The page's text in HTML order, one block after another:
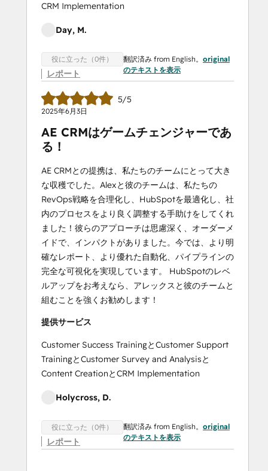
CRM Implementation
Day, M.
役に立った（0件）
レポート
翻訳済み from English。 original
のテキストを表示
5/5
2025年6月3日
AE CRMはゲームチェンジャーであ
る！
AE CRMとの提携は、私たちのチームにとって大き
な収穫でした。Alexと彼のチームは、私たちの
RevOps戦略を合理化し、HubSpotを最適化し、社
内のプロセスをより良く調整する手助けをしてくれ
ました！彼らのアプローチは思慮深く、オーダーメ
イドで、インパクトがありました。今では、より明
確なレポート、より優れた自動化、パイプラインの
完全な可視化を実現しています。 HubSpotのレベ
ルアップをお考えなら、アレックスと彼のチームと
組むことを強くお勧めします！
提供サービス
Customer Success TrainingとCustomer Support
TrainingとCustomer Survey and Analysisと
Content CreationとCRM Implementation
Holycross, D.
役に立った（0件）
レポート
翻訳済み from English。 original
のテキストを表示